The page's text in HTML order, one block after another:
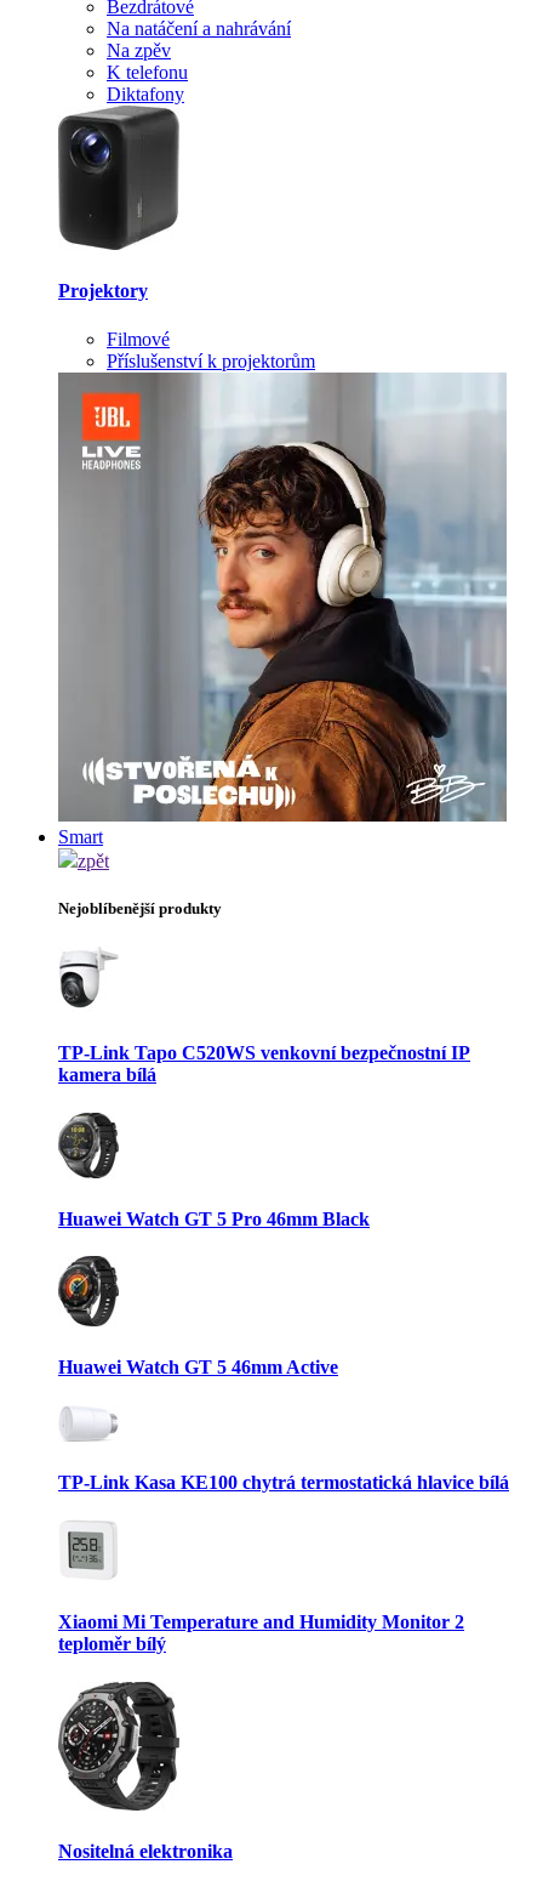
Bezdrátové
Na natáčení a nahrávání
Na zpěv
K telefonu
Diktafony
Projektory
Filmové
Příslušenství k projektorům
Smart
zpět
Nejoblíbenější produkty
TP-Link Tapo C520WS venkovní bezpečnostní IP
kamera bílá
Huawei Watch GT 5 Pro 46mm Black
Huawei Watch GT 5 46mm Active
TP-Link Kasa KE100 chytrá termostatická hlavice bílá
Xiaomi Mi Temperature and Humidity Monitor 2
teploměr bílý
Nositelná elektronika